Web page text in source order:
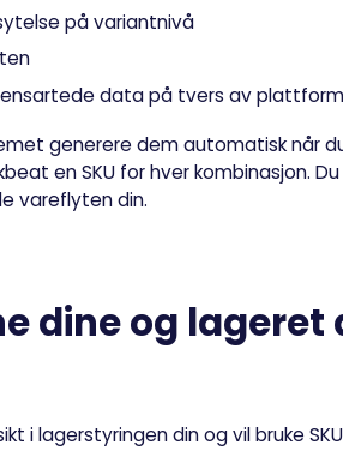
på variantnivå
data på tvers av
generere dem automatisk når
en SKU for hver kombinasjon.
vareflyten din.
dine og
i lagerstyringen din og vil bruke